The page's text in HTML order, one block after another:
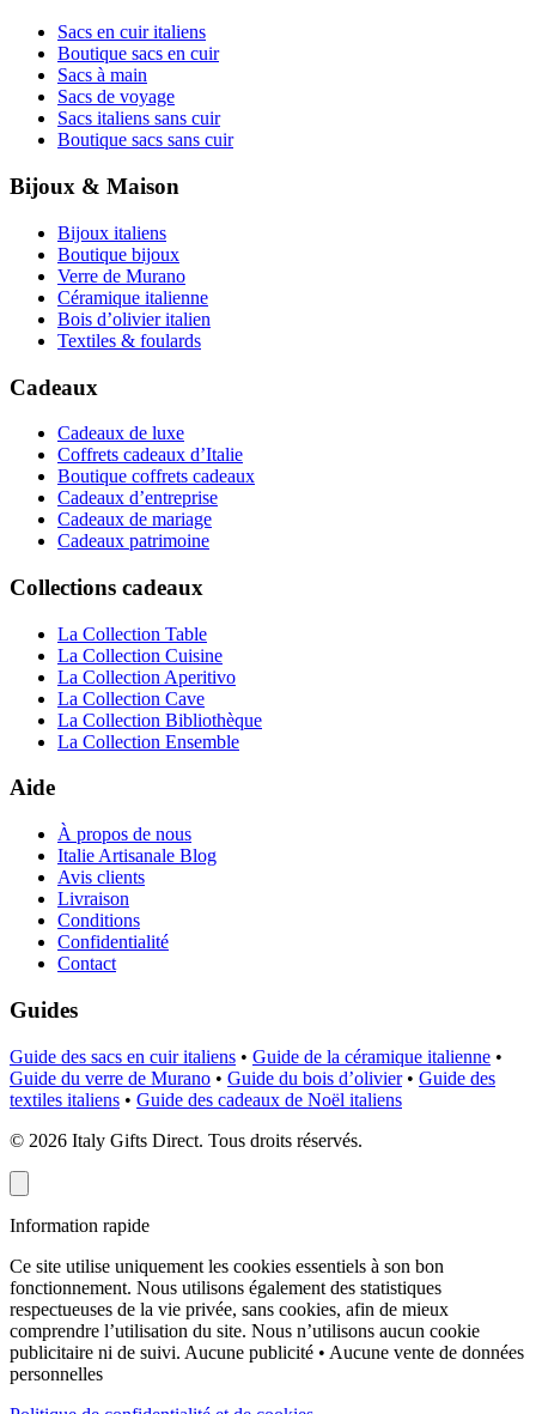
Sacs en cuir italiens
Boutique sacs en cuir
Sacs à main
Sacs de voyage
Sacs italiens sans cuir
Boutique sacs sans cuir
Bijoux & Maison
Bijoux italiens
Boutique bijoux
Verre de Murano
Céramique italienne
Bois d’olivier italien
Textiles & foulards
Cadeaux
Cadeaux de luxe
Coffrets cadeaux d’Italie
Boutique coffrets cadeaux
Cadeaux d’entreprise
Cadeaux de mariage
Cadeaux patrimoine
Collections cadeaux
La Collection Table
La Collection Cuisine
La Collection Aperitivo
La Collection Cave
La Collection Bibliothèque
La Collection Ensemble
Aide
À propos de nous
Italie Artisanale Blog
Avis clients
Livraison
Conditions
Confidentialité
Contact
Guides
Guide des sacs en cuir italiens • Guide de la céramique italienne •
Guide du verre de Murano • Guide du bois d’olivier • Guide des
textiles italiens • Guide des cadeaux de Noël italiens
© 2026 Italy Gifts Direct. Tous droits réservés.
Information rapide
Ce site utilise uniquement les cookies essentiels à son bon
fonctionnement. Nous utilisons également des statistiques
respectueuses de la vie privée, sans cookies, afin de mieux
comprendre l’utilisation du site. Nous n’utilisons aucun cookie
publicitaire ni de suivi. Aucune publicité • Aucune vente de données
personnelles